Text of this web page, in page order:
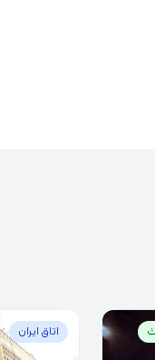
اتاق ایران